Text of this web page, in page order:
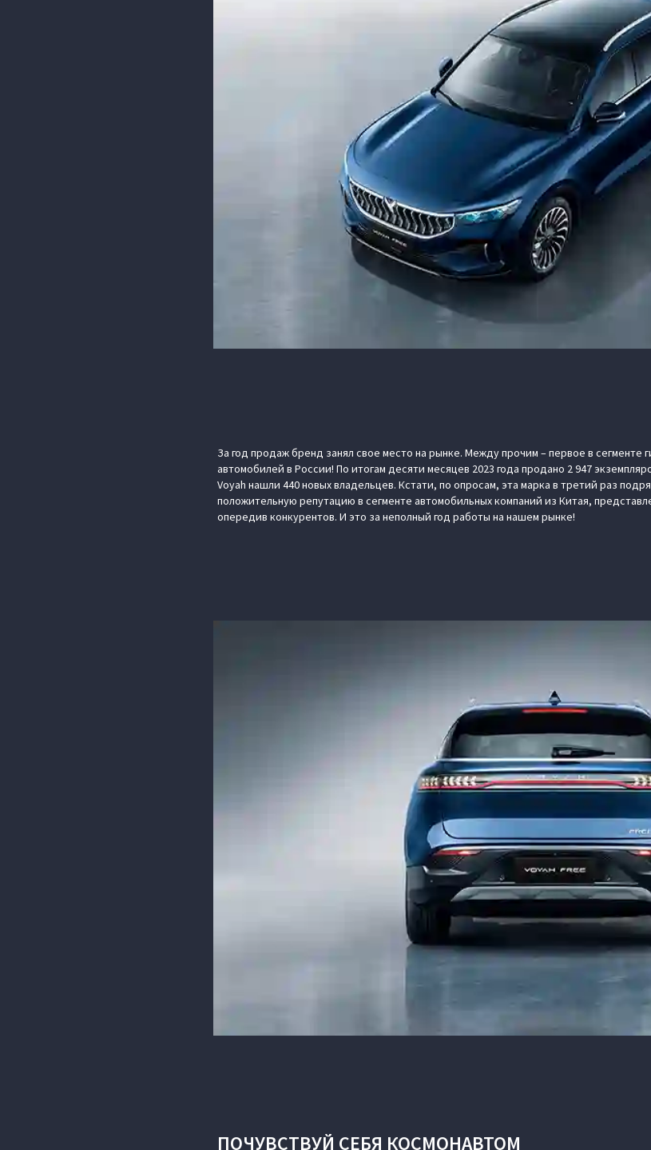
За год продаж бренд занял свое место на рынке. Между прочим – первое в
автомобилей в России! По итогам десяти месяцев 2023 года продано 2 947
Voyah нашли 440 новых владельцев. Кстати, по опросам, эта марка в третий раз
положительную репутацию в сегменте автомобильных компаний из Китая,
опередив конкурентов. И это за неполный год работы на нашем рынке!
ПОЧУВСТВУЙ СЕБЯ КОСМОНАВТОМ